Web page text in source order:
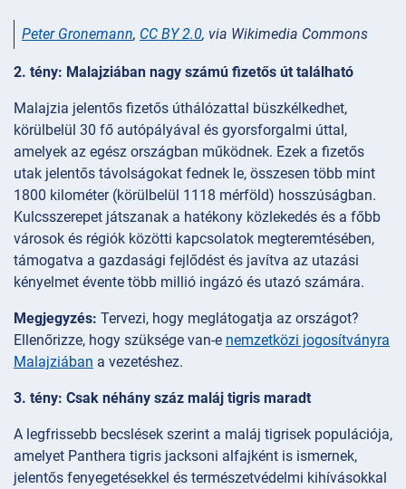
Peter Gronemann, CC BY 2.0, via Wikimedia Commons
2. tény: Malajziában nagy számú fizetős út található
Malajzia jelentős fizetős úthálózattal büszkélkedhet,
körülbelül 30 fő autópályával és gyorsforgalmi úttal,
amelyek az egész országban működnek. Ezek a fizetős
utak jelentős távolságokat fednek le, összesen több mint
1800 kilométer (körülbelül 1118 mérföld) hosszúságban.
Kulcsszerepet játszanak a hatékony közlekedés és a főbb
városok és régiók közötti kapcsolatok megteremtésében,
támogatva a gazdasági fejlődést és javítva az utazási
kényelmet évente több millió ingázó és utazó számára.
Megjegyzés: Tervezi, hogy meglátogatja az országot?
Ellenőrizze, hogy szüksége van-e nemzetközi jogosítványra
Malajziában a vezetéshez.
3. tény: Csak néhány száz maláj tigris maradt
A legfrissebb becslések szerint a maláj tigrisek populációja,
amelyet Panthera tigris jacksoni alfajként is ismernek,
jelentős fenyegetésekkel és természetvédelmi kihívásokkal